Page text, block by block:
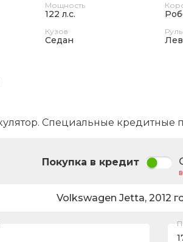
Мощность
122 л.с.
Кузов
Седан
Руль
Специальные кредитные
Покупка в кредит
Volkswagen Jetta, 2012